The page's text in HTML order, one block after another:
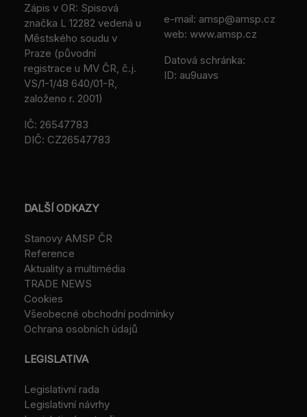
Zápis v OR: Spisová
značka L 12282 vedená u
Městského soudu v
Praze (původní
registrace u MV ČR, č.j.
VS/1-1/48 640/01-R,
založeno r. 2001)
IČ: 26547783
DIČ: CZ26547783
e-mail: amsp@amsp.cz
web: www.amsp.cz
Datová schránka:
ID: au9uavs
DALŠÍ ODKAZY
Stanovy AMSP ČR
Reference
Aktuality a multimédia
TRADE NEWS
Cookies
Všeobecné obchodní podmínky
Ochrana osobních údajů
LEGISLATIVA
Legislativní rada
Legislativní návrhy